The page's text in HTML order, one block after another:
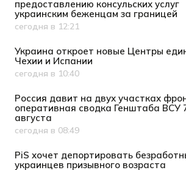
предоставлению консульских услуг
украинским беженцам за границей
Дата публикации
сегодня в 12:21
Украина откроет новые Центры
Чехии и Испании
Дата публикации
сегодня в 10:40
Россия давит на двух участках
оперативная сводка Генштаба ВСУ
августа
Дата публикации
сегодня в 08:49
PiS хочет депортировать
украинцев призывного возраста